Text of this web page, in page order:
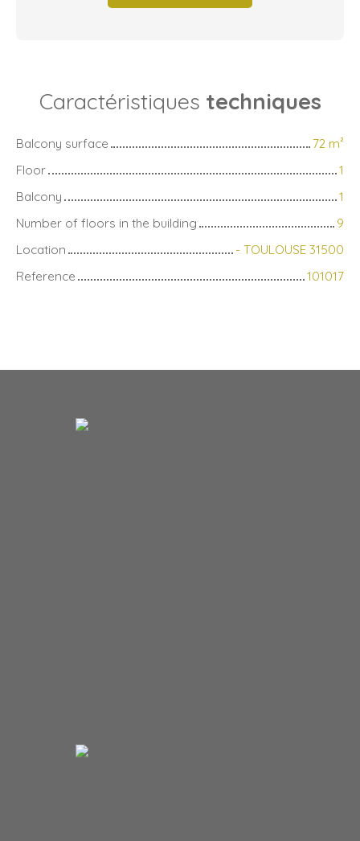
Caractéristiques techniques
Balcony surface 72 m²
Floor
1
Balcony
1
Number of floors in the building
9
Location
- TOULOUSE 31500
Reference
101017